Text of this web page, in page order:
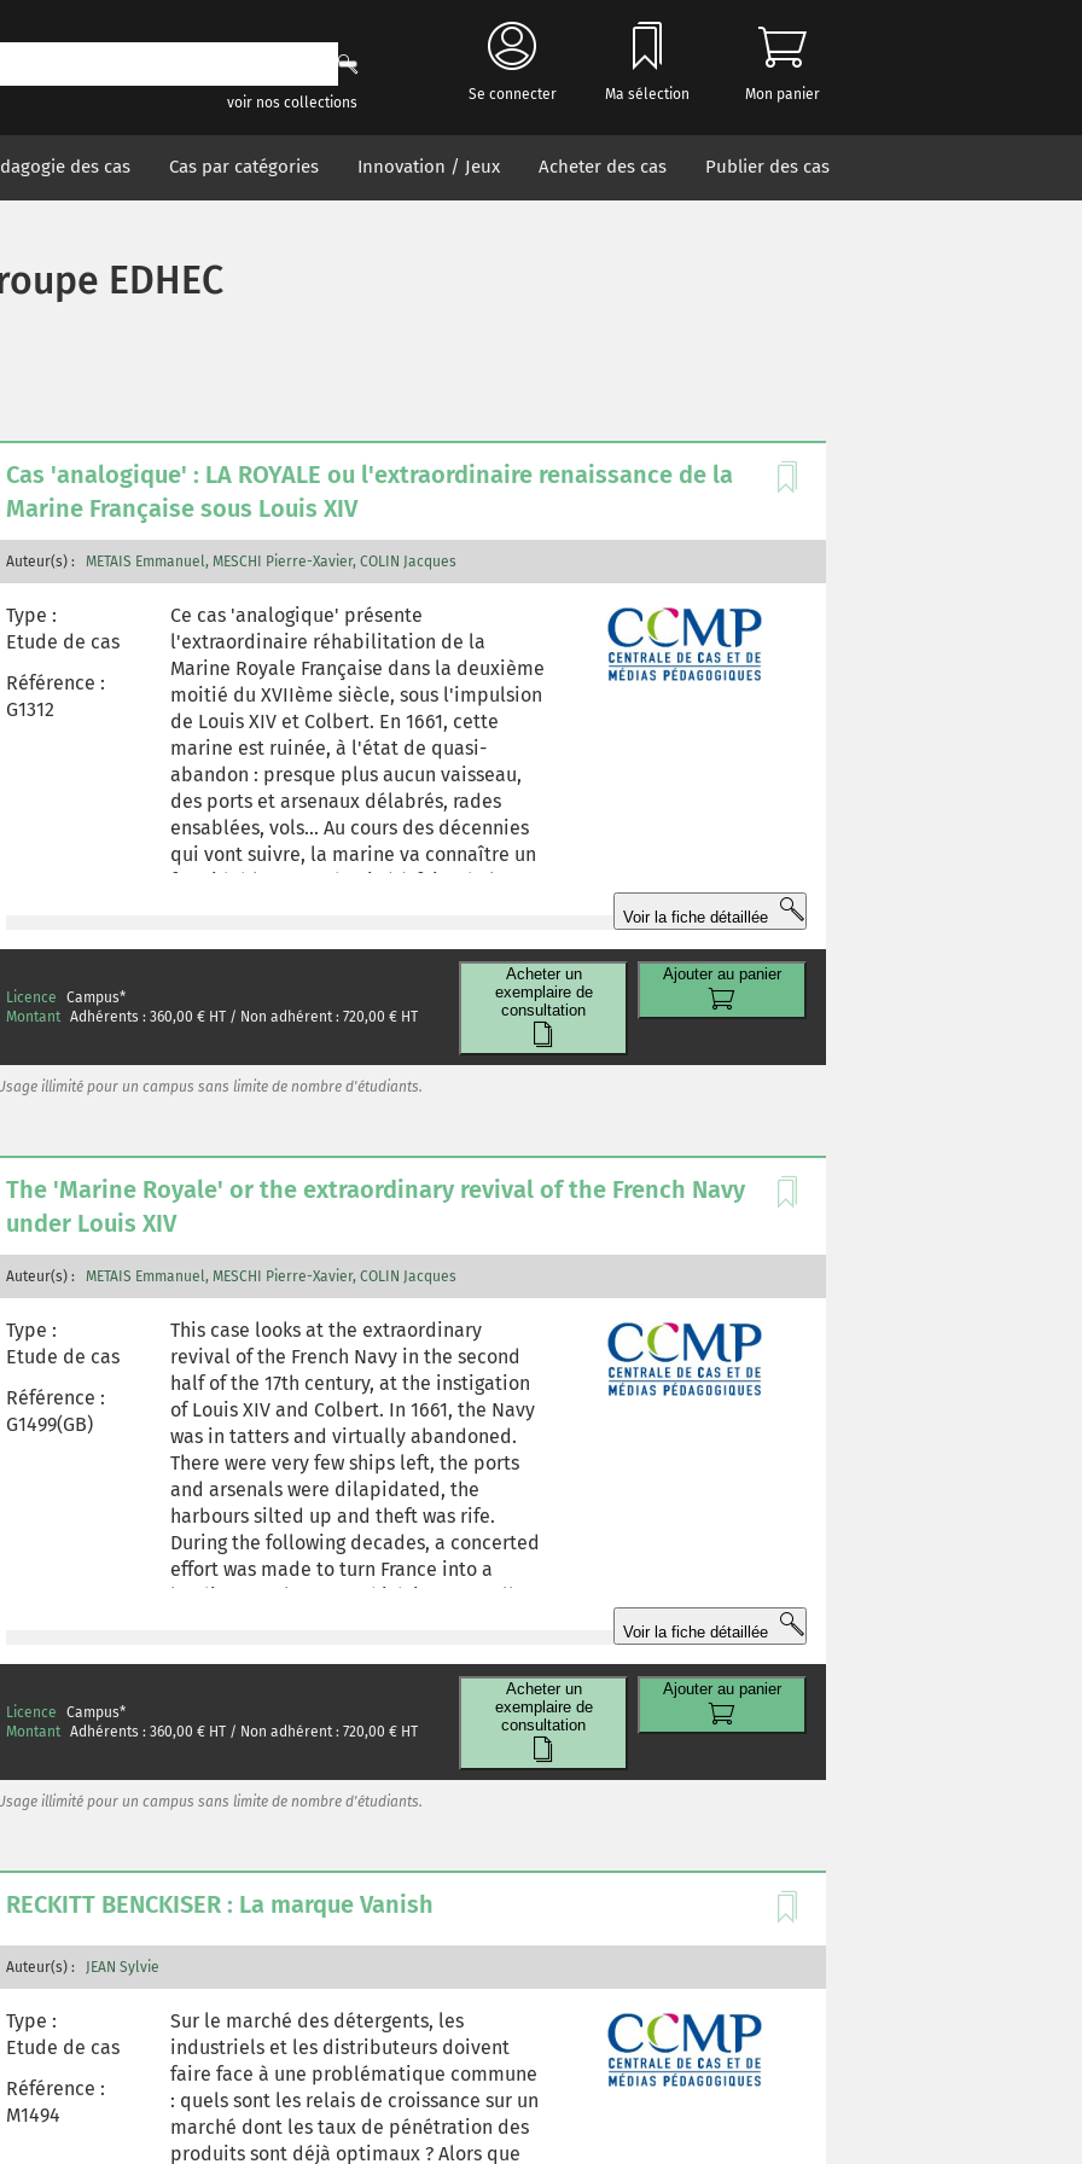
voir nos collections Se connecter Ma sélection Mon panier
des cas Cas par catégories Innovation / Jeux Acheter des cas Publier des cas
EDHEC
Cas 'analogique' : LA ROYALE ou l'extraordinaire renaissance de la
Marine Française sous Louis XIV
Auteur(s) : METAIS Emmanuel MESCHI Pierre-Xavier COLIN Jacques
Type :
Etude de cas
Référence :
G1312
Ce cas 'analogique' présente
l'extraordinaire réhabilitation de la
Marine Royale Française dans la deuxième
moitié du XVIIème siècle, sous l'impulsion
de Louis XIV et Colbert. En 1661, cette
marine est ruinée, à l'état de quasi-
abandon : presque plus aucun vaisseau,
des ports et arsenaux délabrés, rades
ensablées, vols... Au cours des décennies
qui vont suivre, la marine va connaître un
formidable essor, destiné à faire de la
présente les éléments-clés de cette
transformation : personnages centraux,
moments forts, détails de la
industriel', résultats. Entre les pesanteurs
du passé et les ambitions pour le futur, la
Voir la fiche détaillée
Licence Campus*
illimité pour un campus sans limite de nombre d'étudiants.
Montant Adhérents : 360,00 € HT / Non adhérent : 720,00 € HT
Acheter un
exemplaire de
consultation
Ajouter au panier
The 'Marine Royale' or the extraordinary revival of the French Navy
under Louis XIV
Auteur(s) : METAIS Emmanuel MESCHI Pierre-Xavier COLIN Jacques
Type :
Etude de cas
Référence :
G1499(GB)
This case looks at the extraordinary
revival of the French Navy in the second
half of the 17th century, at the instigation
of Louis XIV and Colbert. In 1661, the Navy
was in tatters and virtually abandoned.
There were very few ships left, the ports
and arsenals were dilapidated, the
harbours silted up and theft was rife.
During the following decades, a concerted
effort was made to turn France into a
leading naval power, which it eventually
transformation: the central players, the
reorganization of the military-industrial
Voir la fiche détaillée
Licence Campus*
illimité pour un campus sans limite de nombre d'étudiants.
Montant Adhérents : 360,00 € HT / Non adhérent : 720,00 € HT
Acheter un
exemplaire de
consultation
Ajouter au panier
RECKITT BENCKISER : La marque Vanish
Auteur(s) : JEAN Sylvie
Type :
Etude de cas
Référence :
M1494
Sur le marché des détergents, les
industriels et les distributeurs doivent
faire face à une problématique commune
: quels sont les relais de croissance sur un
marché dont les taux de pénétration des
produits sont déjà optimaux ? Alors que